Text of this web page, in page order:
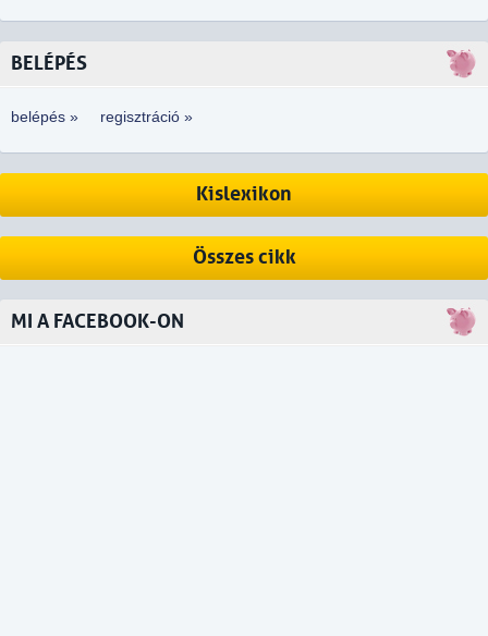
BELÉPÉS
belépés » regisztráció »
Kislexikon
Összes cikk
MI A FACEBOOK-ON